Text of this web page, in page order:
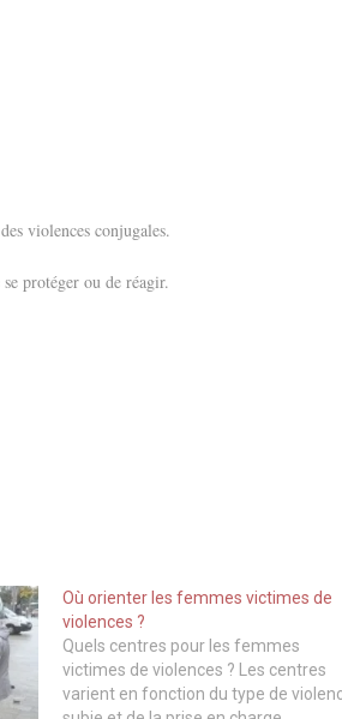
violences conjugales.
protéger ou de réagir.
Où orienter les femmes victimes de
violences ?
Quels centres pour les femmes
victimes de violences ? Les centres
varient en fonction du type de